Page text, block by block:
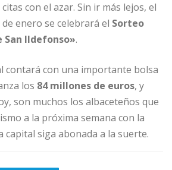
con el azar. Sin ir más lejos, el
enero se celebrará el Sorteo
San Ildefonso».
contará con una importante bolsa
los 84 millones de euros, y
son muchos los albaceteños que
a la próxima semana con la
capital siga abonada a la suerte.